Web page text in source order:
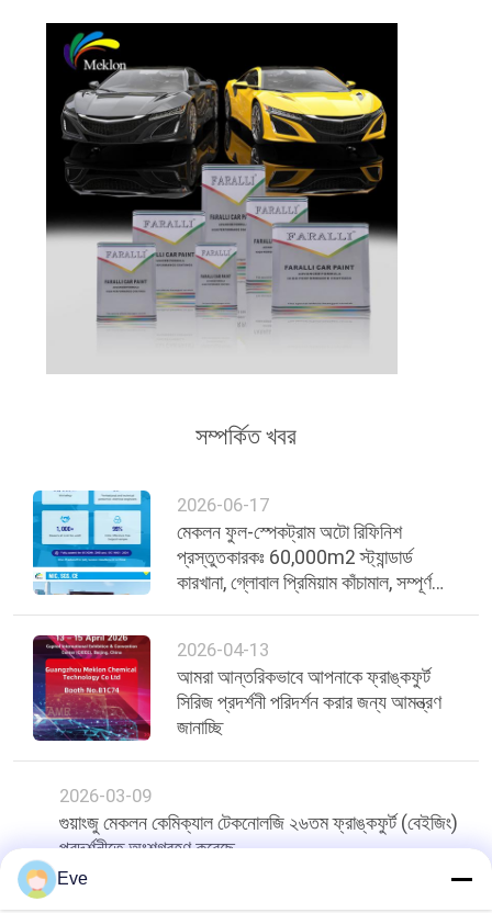
গোপনীয়তা
সম্পর্কিত খবর
2026-06-17
মেকলন ফুল-স্পেকট্রাম অটো রিফিনিশ
প্রস্তুতকারকঃ 60,000m2 স্ট্যান্ডার্ড
কারখানা, গ্লোবাল প্রিমিয়াম কাঁচামাল, সম্পূর্ণ
2026-04-13
আমরা আন্তরিকভাবে আপনাকে ফ্রাঙ্কফুর্ট
সিরিজ প্রদর্শনী পরিদর্শন করার জন্য আমন্ত্রণ
জানাচ্ছি
2026-03-09
গুয়াংজু মেকলন কেমিক্যাল টেকনোলজি ২৬তম ফ্রাঙ্কফুর্ট (বেইজিং)
প্রদর্শনীতে অংশগ্রহণ করেছে
Eve